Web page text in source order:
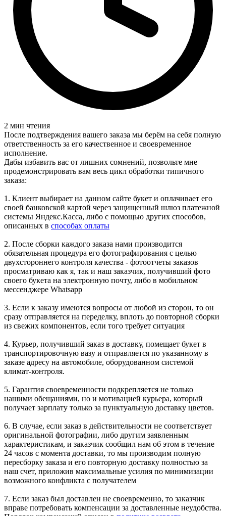
2 мин чтения
После подтверждения вашего заказа мы берём на себя полную
ответственность за его качественное и своевременное
исполнение.
Дабы избавить вас от лишних сомнений, позвольте мне
продемонстрировать вам весь цикл обработки типичного
заказа:
1. Клиент выбирает на данном сайте букет и оплачивает его
своей банковской картой через защищенный шлюз платежной
системы Яндекс.Касса, либо с помощью других способов,
описанных в способах оплаты
2. После сборки каждого заказа нами производится
обязательная процедура его фотографирования с целью
двухстороннего контроля качества - фотоотчеты заказов
просматриваю как я, так и наш заказчик, получивший фото
своего букета на электронную почту, либо в мобильном
мессенджере Whatsapp
3. Если к заказу имеются вопросы от любой из сторон, то он
сразу отправляется на переделку, вплоть до повторной сборки
из свежих компонентов, если того требует ситуация
4. Курьер, получивший заказ в доставку, помещает букет в
транспортировочную вазу и отправляется по указанному в
заказе адресу на автомобиле, оборудованном системой
климат-контроля.
5. Гарантия своевременности подкрепляется не только
нашими обещаниями, но и мотивацией курьера, который
получает зарплату только за пунктуальную доставку цветов.
6. В случае, если заказ в действительности не соответствует
оригинальной фотографии, либо другим заявленным
характеристикам, и заказчик сообщил нам об этом в течение
24 часов с момента доставки, то мы производим полную
пересборку заказа и его повторную доставку полностью за
наш счет, приложив максимальные усилия по минимизации
возможного конфликта с получателем
7. Если заказ был доставлен не своевременно, то заказчик
вправе потребовать компенсации за доставленные неудобства.